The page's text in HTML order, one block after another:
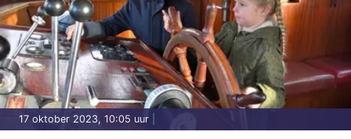
17 oktober 2023, 10:05 uur